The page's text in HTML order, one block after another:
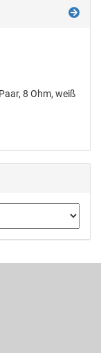
8 Ohm, weiß